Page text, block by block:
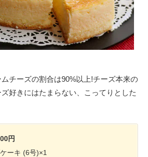
チーズの割合は90%以上!チーズ本来の
好きにはたまらない、こってりとした
円
ーキ (6号)×1